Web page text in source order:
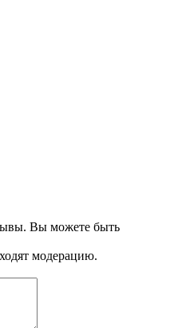
Вы можете быть
модерацию.